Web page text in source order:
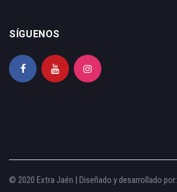
SÍGUENOS
© 2020 Extra Jaén | Diseñado y desarrollado por: